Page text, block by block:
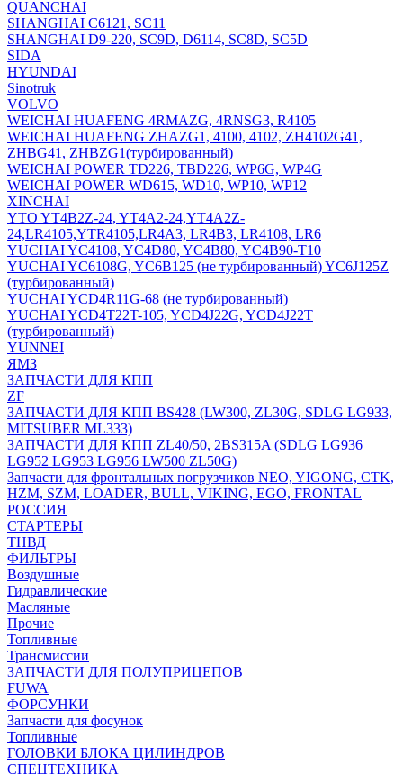
QUANCHAI
SHANGHAI C6121, SC11
SHANGHAI D9-220, SC9D, D6114, SC8D, SC5D
SIDA
HYUNDAI
Sinotruk
VOLVO
WEICHAI HUAFENG 4RMAZG, 4RNSG3, R4105
WEICHAI HUAFENG ZHAZG1, 4100, 4102, ZH4102G41,
ZHBG41, ZHBZG1(турбированный)
WEICHAI POWER TD226, TBD226, WP6G, WP4G
WEICHAI POWER WD615, WD10, WP10, WP12
XINCHAI
YTO YT4B2Z-24, YT4A2-24,YT4A2Z-
24,LR4105,YTR4105,LR4A3, LR4B3, LR4108, LR6
YUCHAI YC4108, YC4D80, YC4B80, YC4B90-T10
YUCHAI YC6108G, YC6B125 (не турбированный) YC6J125Z
(турбированный)
YUCHAI YCD4R11G-68 (не турбированный)
YUCHAI YCD4T22T-105, YCD4J22G, YCD4J22T
(турбированный)
YUNNEI
ЯМЗ
ЗАПЧАСТИ ДЛЯ КПП
ZF
ЗАПЧАСТИ ДЛЯ КПП BS428 (LW300, ZL30G, SDLG LG933,
MITSUBER ML333)
ЗАПЧАСТИ ДЛЯ КПП ZL40/50, 2BS315A (SDLG LG936
LG952 LG953 LG956 LW500 ZL50G)
Запчасти для фронтальных погрузчиков NEO, YIGONG, CTK,
HZM, SZM, LOADER, BULL, VIKING, EGO, FRONTAL
РОССИЯ
СТАРТЕРЫ
ТНВД
ФИЛЬТРЫ
Воздушные
Гидравлические
Масляные
Прочие
Топливные
Трансмиссии
ЗАПЧАСТИ ДЛЯ ПОЛУПРИЦЕПОВ
FUWA
ФОРСУНКИ
Запчасти для фосунок
Топливные
ГОЛОВКИ БЛОКА ЦИЛИНДРОВ
СПЕЦТЕХНИКА